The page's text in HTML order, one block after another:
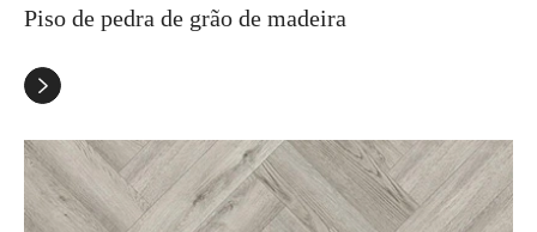
Piso de pedra de grão de madeira
